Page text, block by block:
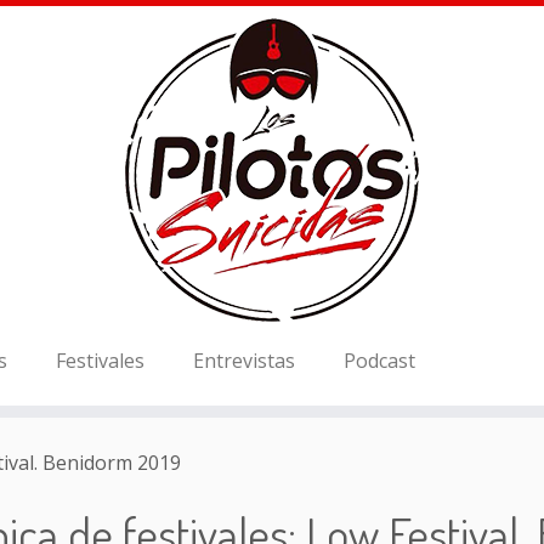
Festivales Entrevistas Podcast
Benidorm 2019